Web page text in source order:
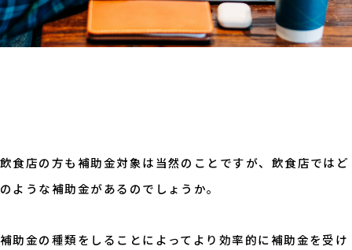
飲食店の方も補助金対象は当然のことですが、飲食店ではど
のような補助金があるのでしょうか。
補助金の種類をしることによってより効率的に補助金を受け